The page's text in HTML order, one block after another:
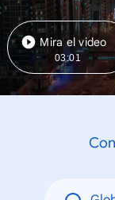
Mira el video
03:01